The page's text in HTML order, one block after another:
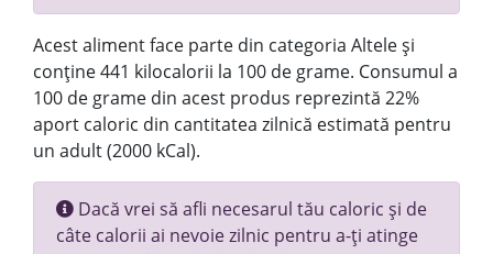
Acest aliment face parte din categoria Altele și
conține 441 kilocalorii la 100 de grame. Consumul a
100 de grame din acest produs reprezintă 22%
aport caloric din cantitatea zilnică estimată pentru
un adult (2000 kCal).
Dacă vrei să afli necesarul tău caloric și de
câte calorii ai nevoie zilnic pentru a-ți atinge